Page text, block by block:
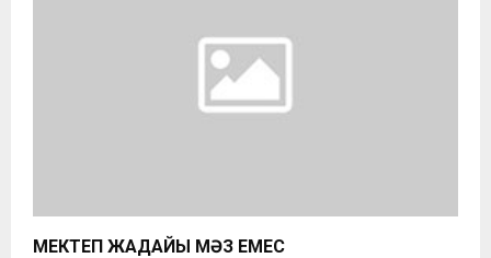
МЕКТЕП ЖАҒДАЙЫ МӘЗ ЕМЕС